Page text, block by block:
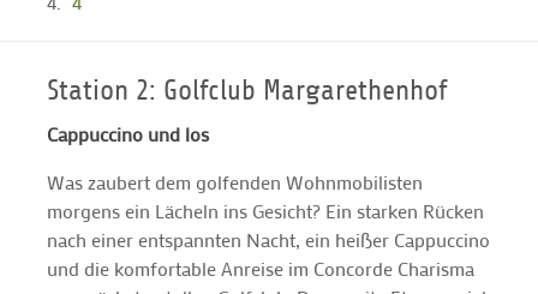
Station 2: Golfclub Margarethenhof
Cappuccino und los
Was zaubert dem golfenden Wohnmobilisten
morgens ein Lächeln ins Gesicht? Ein starken Rücken
nach einer entspannten Nacht, ein heißer Cappuccino
und die komfortable Anreise im Concorde Charisma